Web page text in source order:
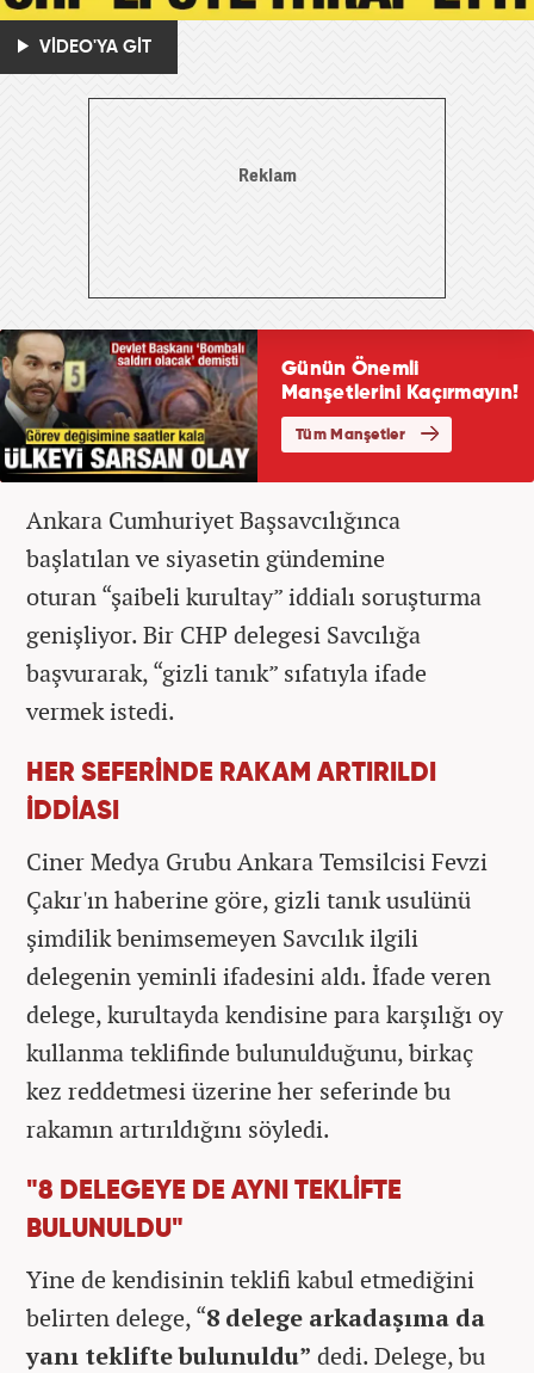
VİDEO'YA GİT
Ankara Cumhuriyet Başsavcılığınca
başlatılan ve siyasetin gündemine
oturan “şaibeli kurultay” iddialı soruşturma
genişliyor. Bir CHP delegesi Savcılığa
başvurarak, “gizli tanık” sıfatıyla ifade
vermek istedi.
HER SEFERİNDE RAKAM ARTIRILDI
İDDİASI
Ciner Medya Grubu Ankara Temsilcisi Fevzi
Çakır'ın haberine göre, gizli tanık usulünü
şimdilik benimsemeyen Savcılık ilgili
delegenin yeminli ifadesini aldı. İfade veren
delege, kurultayda kendisine para karşılığı oy
kullanma teklifinde bulunulduğunu, birkaç
kez reddetmesi üzerine her seferinde bu
rakamın artırıldığını söyledi.
"8 DELEGEYE DE AYNI TEKLİFTE
BULUNULDU"
Yine de kendisinin teklifi kabul etmediğini
belirten delege, “8 delege arkadaşıma da
yanı teklifte bulunuldu” dedi. Delege, bu